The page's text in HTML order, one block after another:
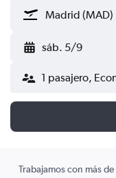
sáb. 5/9
1 pasajero,
Trabajamos con más